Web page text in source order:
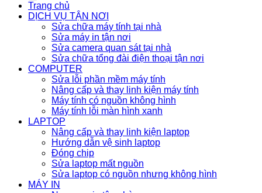
Trang chủ
DỊCH VỤ TẬN NƠI
Sửa chữa máy tính tại nhà
Sửa máy in tận nơi
Sửa camera quan sát tại nhà
Sửa chữa tổng đài điện thoại tận nơi
COMPUTER
Sửa lỗi phần mềm máy tính
Nâng cấp và thay linh kiện máy tính
Máy tính có nguồn không hình
Máy tính lỗi màn hình xanh
LAPTOP
Nâng cấp và thay linh kiện laptop
Hướng dẫn vệ sinh laptop
Đóng chip
Sửa laptop mất nguồn
Sửa laptop có nguồn nhưng không hình
MÁY IN